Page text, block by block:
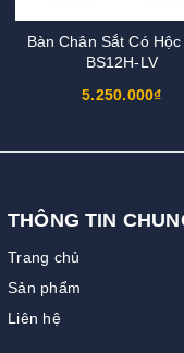
Bàn Chân Sắt Có
BS12H-LV
5.250.000₫
THÔNG TIN
Trang chủ
Sản phẩm
Liên hệ